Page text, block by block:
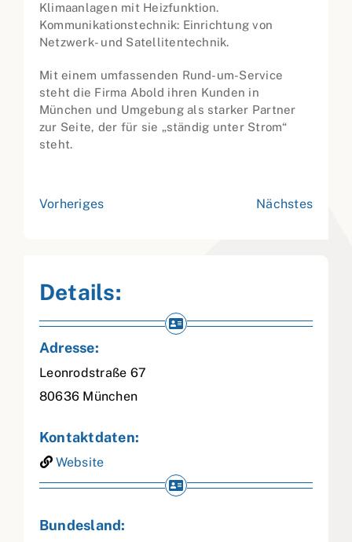
Klimaanlagen mit Heizfunktion.
Kommunikationstechnik: Einrichtung von
Netzwerk- und Satellitentechnik.
Mit einem umfassenden Rund-um-Service
steht die Firma Abold ihren Kunden in
München und Umgebung als starker Partner
zur Seite, der für sie „ständig unter Strom“
steht.
Vorheriges Nächstes
Details:
Adresse:
Leonrodstraße 67
80636 München
Kontaktdaten:
Website
Bundesland: